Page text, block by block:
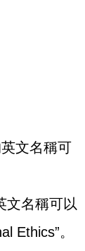
文名稱可
文名稱可以
Ethics”。